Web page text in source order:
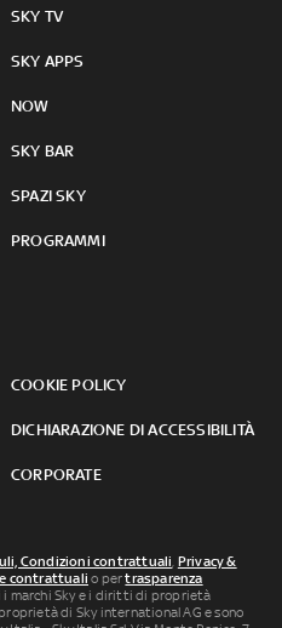
SKY TV
SKY APPS
NOW
SKY BAR
SPAZI SKY
PROGRAMMI
COOKIE POLICY
DICHIARAZIONE DI ACCESSIBILITÀ
CORPORATE
Condizioni contrattuali, Privacy &
contrattuali o pertrasparenza
i marchi Sky e i diritti di proprietà
di Sky international AG e sono